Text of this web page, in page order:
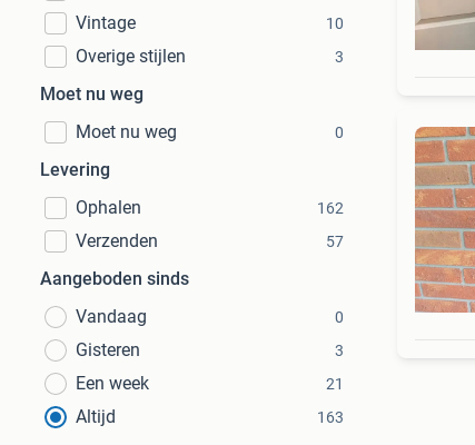
Vintage 10
Overige stijlen 3
Moet nu weg
Moet nu weg
0
Levering
Ophalen
162
Verzenden 57
Aangeboden sinds
Vandaag
0
Gisteren 3
Een week 21
Altijd 163